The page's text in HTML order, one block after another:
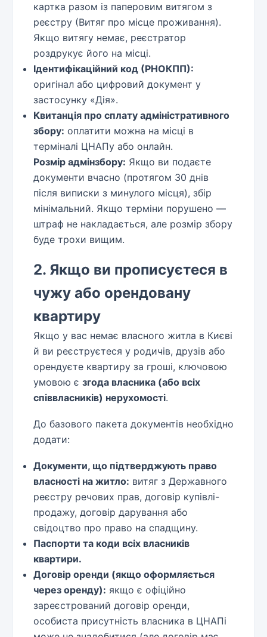
картка разом із паперовим витягом з
реєстру (Витяг про місце проживання).
Якщо витягу немає, реєстратор
роздрукує його на місці.
Ідентифікаційний код (РНОКПП):
оригінал або цифровий документ у
застосунку «Дія».
Квитанція про сплату адміністративного
збору: оплатити можна на місці в
терміналі ЦНАПу або онлайн.
Розмір адмінзбору: Якщо ви подаєте
документи вчасно (протягом 30 днів
після виписки з минулого місця), збір
мінімальний. Якщо терміни порушено —
штраф не накладається, але розмір збору
буде трохи вищим.
2. Якщо ви прописуєтеся в
чужу або орендовану
квартиру
Якщо у вас немає власного житла в Києві
й ви реєструєтеся у родичів, друзів або
орендуєте квартиру за гроші, ключовою
умовою є згода власника (або всіх
співвласників) нерухомості.
До базового пакета документів необхідно
додати:
Документи, що підтверджують право
власності на житло: витяг з Державного
реєстру речових прав, договір купівлі-
продажу, договір дарування або
свідоцтво про право на спадщину.
Паспорти та коди всіх власників
квартири.
Договір оренди (якщо оформляється
через оренду): якщо є офіційно
зареєстрований договір оренди,
особиста присутність власника в ЦНАПі